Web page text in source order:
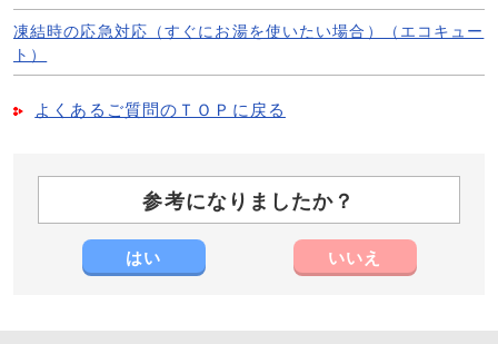
凍結時の応急対応（すぐにお湯を使いたい場合）（エコキュー
ト）
よくあるご質問のＴＯＰに戻る
参考になりましたか？
はい いいえ